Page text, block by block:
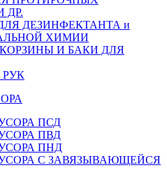
ДР.
ДЕЗИНФЕКТАНТА и
ХИМИИ
И БАКИ ДЛЯ
ПСД
ПВД
ПНД
С ЗАВЯЗЫВАЮЩЕЙСЯ